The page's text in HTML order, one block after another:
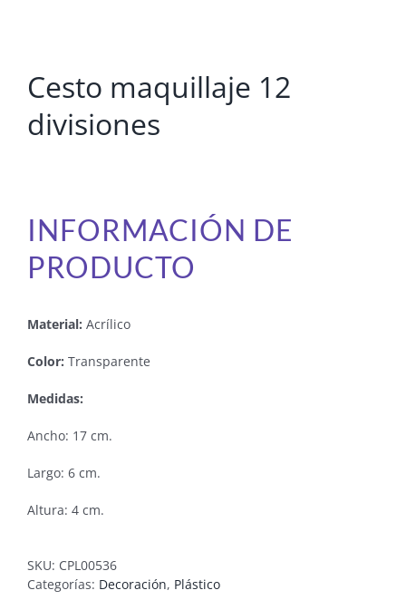
Cesto maquillaje 12
divisiones
INFORMACIÓN DE
PRODUCTO
Material: Acrílico
Color: Transparente
Medidas:
Ancho: 17 cm.
Largo: 6 cm.
Altura: 4 cm.
SKU: CPL00536
Categorías: Decoración, Plástico